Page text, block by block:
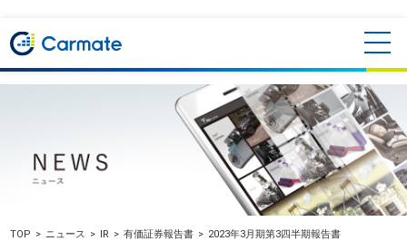
TOP ニュース IR 有価証券報告書 2023年3月期第3四半期報告書